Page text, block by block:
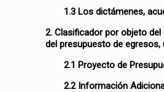
1.3 Los dictámenes,
2. Clasificador por objeto
del presupuesto de egresos,
2.1 Proyecto de
2.2 Información